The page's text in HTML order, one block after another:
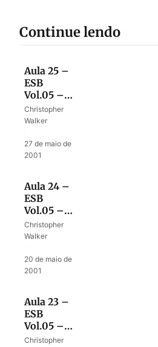
Continue lendo
Aula 25 –
ESB
Vol.05 –
Despedida
de Josué
Christopher
Walker
27 de maio de
2001
Aula 24 –
ESB
Vol.05 –
Despedida
de Josué I
Christopher
Walker
20 de maio de
2001
Aula 23 –
ESB
Vol.05 –
O altar
Christopher